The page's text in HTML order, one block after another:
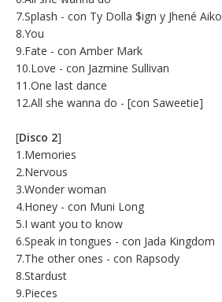
7.Splash - con Ty Dolla $ign y Jhené Aiko
8.You
9.Fate - con Amber Mark
10.Love - con Jazmine Sullivan
11.One last dance
12.All she wanna do - [con Saweetie]
[Disco 2]
1.Memories
2.Nervous
3.Wonder woman
4.Honey - con Muni Long
5.I want you to know
6.Speak in tongues - con Jada Kingdom
7.The other ones - con Rapsody
8.Stardust
9.Pieces